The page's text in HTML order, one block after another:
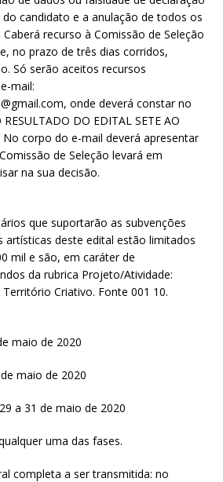
candidato e a anulação de todos os
recurso à Comissão de Seleção
no prazo de três dias corridos,
Só serão aceitos recursos
mail:
onde deverá constar no
DO EDITAL SETE AO
No corpo do e-mail deverá apresentar
de Seleção levará em
na sua decisão.
que suportarão as subvenções
artísticas deste edital estão limitados
mil e são, em caráter de
da rubrica Projeto/Atividade:
Território Criativo. Fonte 001 10.
maio de 2020
maio de 2020
a 31 de maio de 2020
uma das fases.
completa a ser transmitida: no